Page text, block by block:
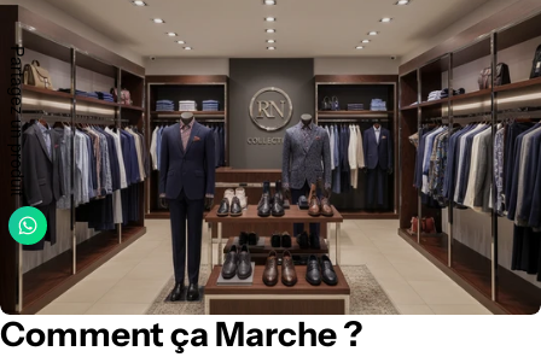
Comment ça Marche ?
Partagez un produit